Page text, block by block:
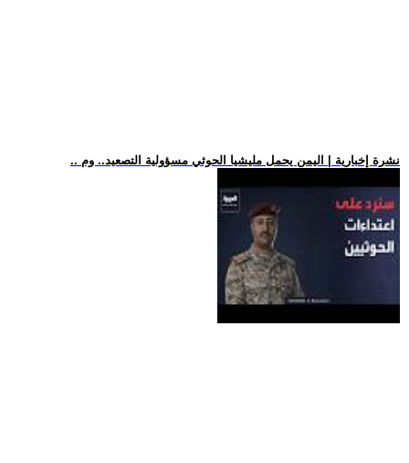
.. نشرة إخبارية | اليمن يحمل مليشيا الحوثي مسؤولية التصعيد.. وم